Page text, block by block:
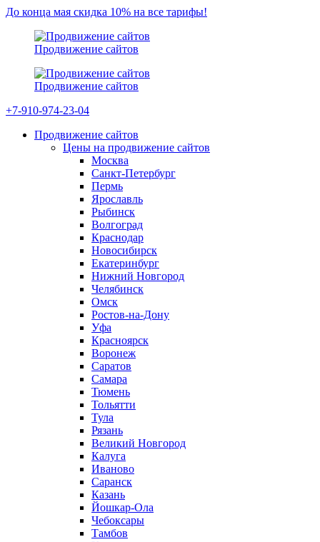
До конца мая скидка 10% на все тарифы!
Продвижение сайтов
Продвижение сайтов
+7-910-974-23-04
Продвижение сайтов
Цены на продвижение сайтов
Москва
Санкт-Петербург
Пермь
Ярославль
Рыбинск
Волгоград
Краснодар
Новосибирск
Екатеринбург
Нижний Новгород
Челябинск
Омск
Ростов-на-Дону
Уфа
Красноярск
Воронеж
Саратов
Самара
Тюмень
Тольятти
Тула
Рязань
Великий Новгород
Калуга
Иваново
Саранск
Казань
Йошкар-Ола
Чебоксары
Тамбов